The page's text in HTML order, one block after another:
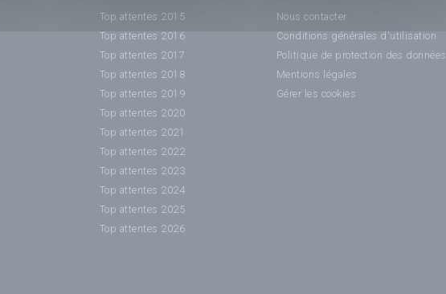
Top attentes 2015
Top attentes 2016
Top attentes 2017
Top attentes 2018
Top attentes 2019
Top attentes 2020
Top attentes 2021
Top attentes 2022
Top attentes 2023
Top attentes 2024
Top attentes 2025
Top attentes 2026
Nous contacter
Conditions générales d'utilisation
Politique de protection des données
Mentions légales
Gérer les cookies